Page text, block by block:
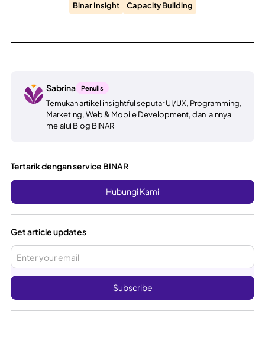
Binar Insight Capacity Building
Sabrina Penulis
Temukan artikel insightful seputar UI/UX, Programming,
Marketing, Web & Mobile Development, dan lainnya
melalui Blog BINAR
Tertarik dengan service BINAR
Hubungi Kami
Get article updates